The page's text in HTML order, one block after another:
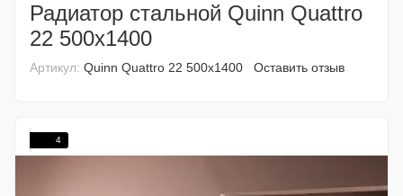
Радиатор стальной Quinn Quattro
22 500х1400
Артикул: Quinn Quattro 22 500х1400 Оставить отзыв
4